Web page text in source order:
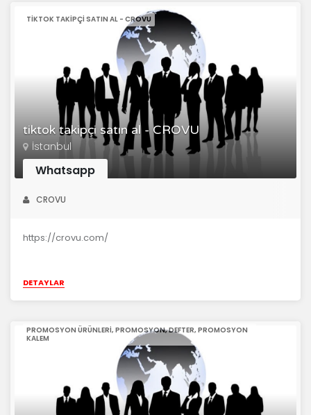
tiktok takipçi satın al - CROVU
TIKTOK TAKIPÇI SATIN AL - CROVU
İstanbul
Whatsapp
CROVU
https://crovu.com/
DETAYLAR
PROMOSYON ÜRÜNLERI, PROMOSYON, DEFTER, PROMOSYON
KALEM